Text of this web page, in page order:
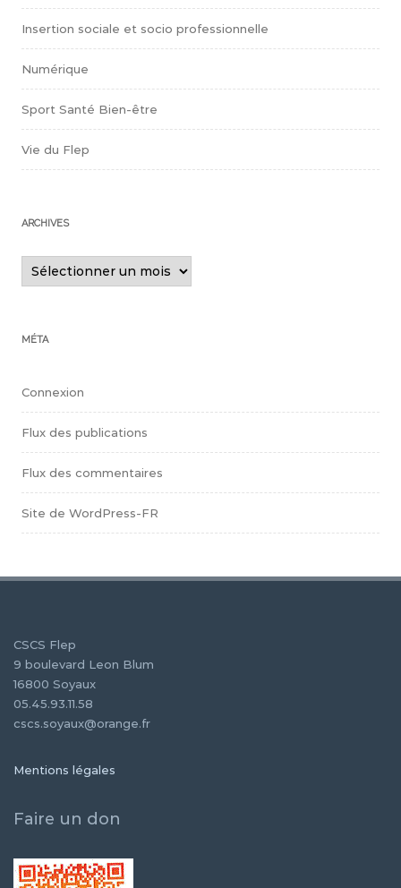
Insertion sociale et socio professionnelle
Numérique
Sport Santé Bien-être
Vie du Flep
ARCHIVES
Archives
MÉTA
Connexion
Flux des publications
Flux des commentaires
Site de WordPress-FR
CSCS Flep
9 boulevard Leon Blum
16800 Soyaux
05.45.93.11.58
cscs.soyaux@orange.fr
Mentions légales
Faire un don